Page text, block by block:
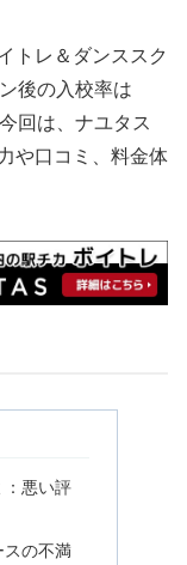
トレ＆ダンススク
後の入校率は
回は、ナユタス
や口コミ、料金体
：悪い評
スの不満